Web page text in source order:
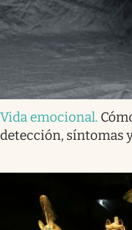
Vida emocional.
detección, síntomas